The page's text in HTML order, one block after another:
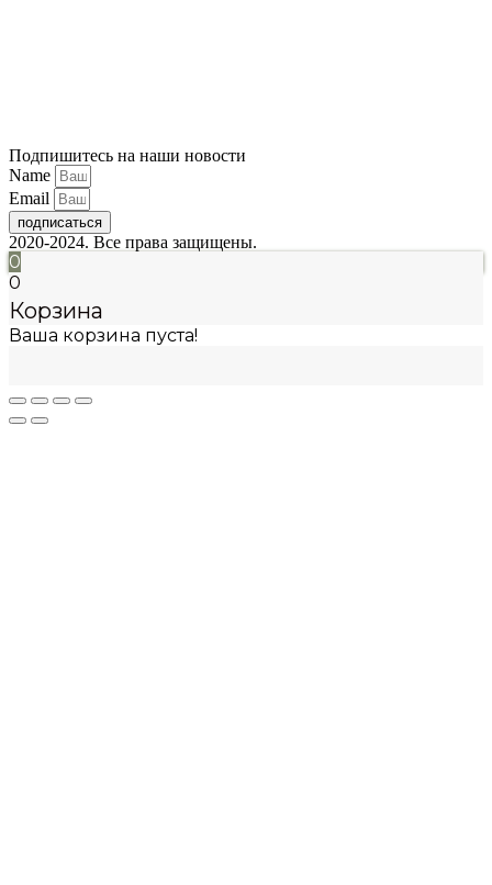
Подпишитесь на наши новости
Name
Email
подписаться
2020-2024. Все права защищены.
0
0
Корзина
Ваша корзина пуста!